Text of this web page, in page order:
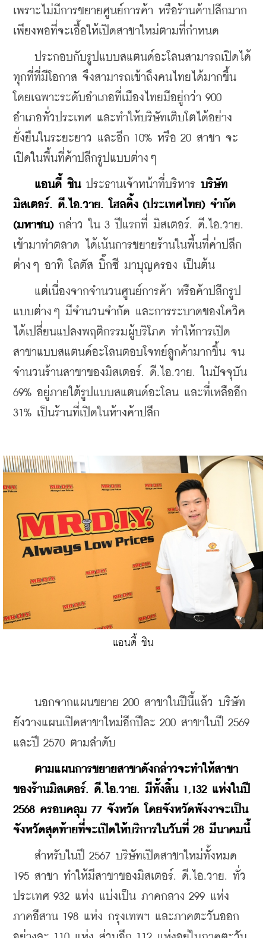
เพราะไม่มีการขยายศูนย์การค้า หรือร้านค้าปลีกมาก
เพียงพอที่จะเอื้อให้เปิดสาขาใหม่ตามที่กำหนด
ประกอบกับรูปแบบสแตนด์อะโลนสามารถเปิดได้
ทุกที่ที่มีโอกาส จึงสามารถเข้าถึงคนไทยได้มากขึ้น
โดยเฉพาะระดับอำเภอที่เมืองไทยมีอยู่กว่า 900
อำเภอทั่วประเทศ และทำให้บริษัทเติบโตได้อย่าง
ยั่งยืนในระยะยาว และอีก 10% หรือ 20 สาขา จะ
เปิดในพื้นที่ค้าปลีกรูปแบบต่างๆ
แอนดี้ ชิน ประธานเจ้าหน้าที่บริหาร บริษัท
มิสเตอร์. ดี.ไอ.วาย. โฮลดิ้ง (ประเทศไทย) จำกัด
(มหาชน) กล่าว ใน 3 ปีแรกที่ มิสเตอร์. ดี.ไอ.วาย.
เข้ามาทำตลาด ได้เน้นการขยายร้านในพื้นที่ค่าปลีก
ต่างๆ อาทิ โลตัส บิ๊กซี มาบุญครอง เป็นต้น
แต่เนื่องจากจำนวนศูนย์การค้า หรือค้าปลีกรูป
แบบต่างๆ มีจำนวนจำกัด และการระบาดของโควิค
ได้เปลี่ยนแปลงพฤติกรรมผู้บริโภค ทำให้การเปิด
สาขาแบบสแตนด์อะโลนตอบโจทย์ลูกค้ามากขึ้น จน
จำนวนร้านสาขาของมิสเตอร์. ดี.ไอ.วาย. ในปัจจุบัน
69% อยู่ภายใต้รูปแบบสแตนด์อะโลน และที่เหลืออีก
31% เป็นร้านที่เปิดในห้างค้าปลีก
แอนดี้ ชิน
นอกจากแผนขยาย 200 สาขาในปีนี้แล้ว บริษัท
ยังวางแผนเปิดสาขาใหม่อีกปีละ 200 สาขาในปี 2569
และปี 2570 ตามลำดับ
ตามแผนการขยายสาขาดังกล่าวจะทำให้สาขา
ของร้านมิสเตอร์. ดี.ไอ.วาย. มีทั้งสิ้น 1,132 แห่งในปี
2568 ครอบคลุม 77 จังหวัด โดยจังหวัดพังงาจะเป็น
จังหวัดสุดท้ายที่จะเปิดให้บริการในวันที่ 28 มีนาคมนี้
สำหรับในปี 2567 บริษัทเปิดสาขาใหม่ทั้งหมด
195 สาขา ทำให้มีสาขาของมิสเตอร์. ดี.ไอ.วาย. ทั่ว
ประเทศ 932 แห่ง แบ่งเป็น ภาคกลาง 299 แห่ง
ภาคอีสาน 198 แห่ง กรุงเทพฯ และภาคตะวันออก